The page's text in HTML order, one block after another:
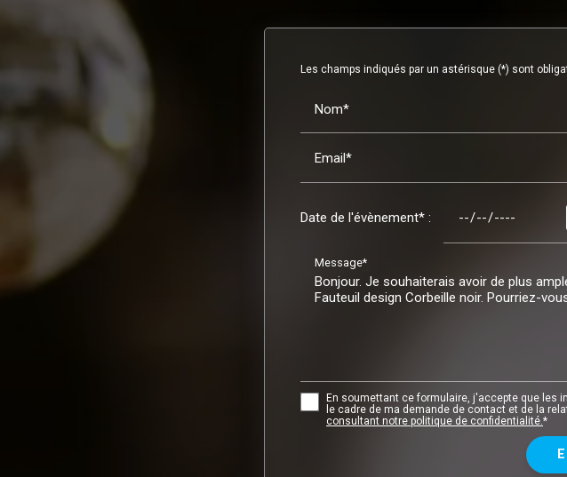
Les champs indiqués par un astérisque (*) sont
Nom*
Email*
Date de l'évènement* :
Message*
En soumettant ce formulaire, j'accepte que les
le cadre de ma demande de contact et de la
consultant notre politique de confidentialité.*